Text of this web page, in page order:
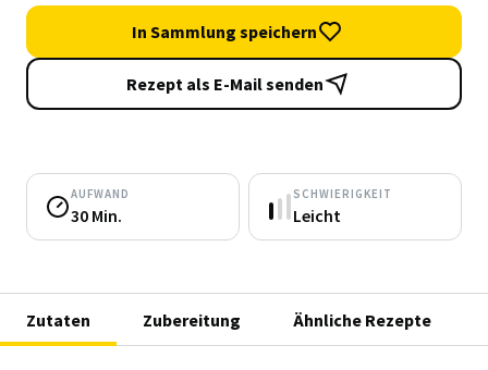
In Sammlung speichern
Rezept als E-Mail senden
AUFWAND
30 Min.
SCHWIERIGKEIT
Leicht
Zutaten Zubereitung Ähnliche Rezepte